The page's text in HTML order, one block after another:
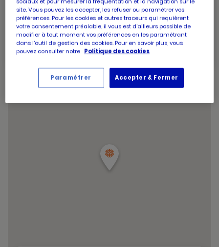
d'aujourd'hui
d'ouverture
d'aujourd'hui
Horaires
d'ouverture
d'aujourd'hui
Vendredi 09:00-19:30
Horaires
d'ouverture
d'aujourd'hui
Samedi 09:00-19:30
Horaires
d'ouverture
d'aujourd'hui
Dimanche 09:00-12:45
Horaires
d'aujourd'hui
Lundi 09:00
de
site. Vous pouvez les accepter, les refuser ou paramétrer vos
préférences. Pour les cookies et autres traceurs qui requièrent
votre consentement préalable, il vous est d’ailleurs possible de
modifier à tout moment vos préférences en les paramétrant
dans l’outil de gestion des cookies. Pour en savoir plus, vous
pouvez consulter notre Politique des cookies
Accepter & Fermer
Paramétrer